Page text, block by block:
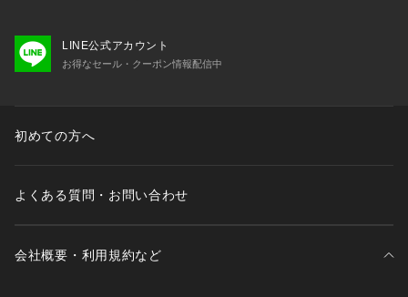
知をお知らせいたします。
▼ブランドのお気に入り登録
若干製品と画像のカラーが異なる場合もございます。
LINE公式アカウント
お得なセール・クーポン情報配信中
初めての方へ
よくある質問・お問い合わせ
会社概要・利用規約など